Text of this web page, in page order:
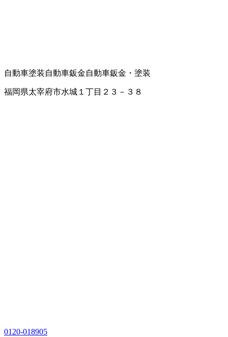
自動車塗装自動車鈑金自動車鈑金・塗装
福岡県太宰府市水城１丁目２３－３８
0120-018905